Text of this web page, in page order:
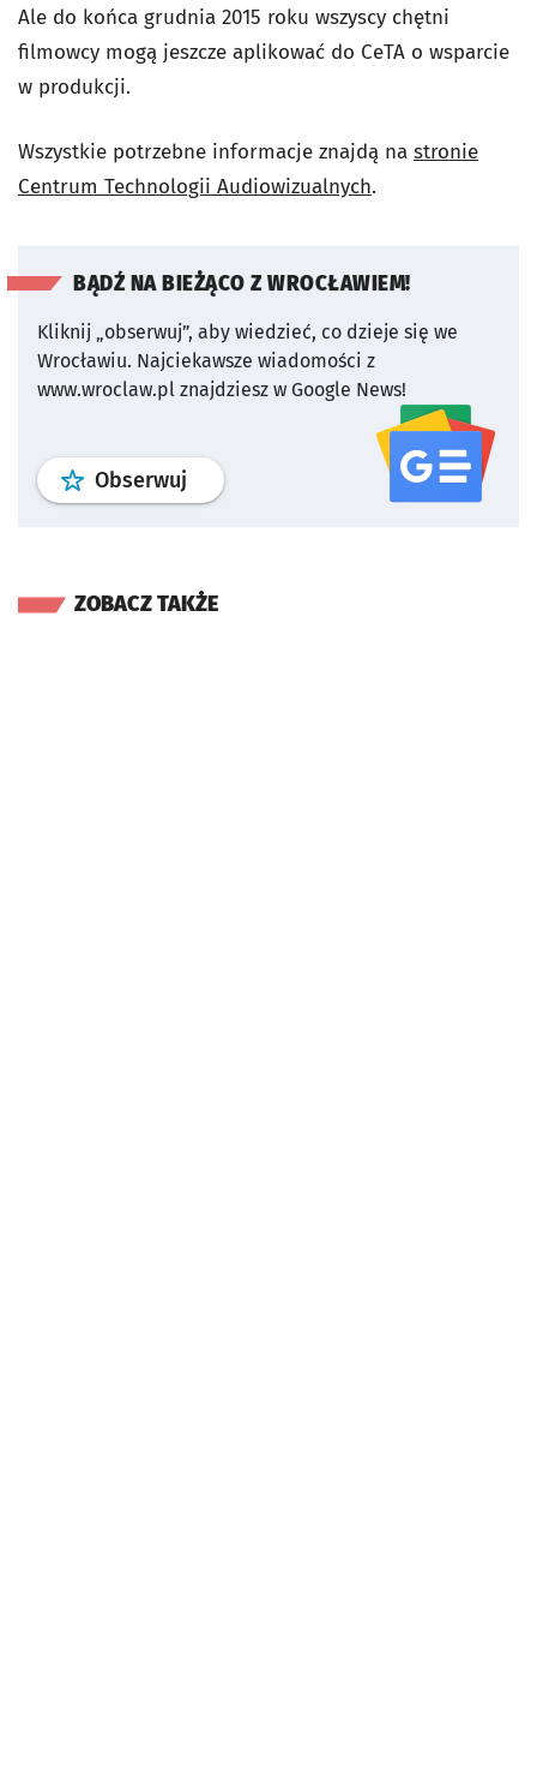
Ale do końca grudnia 2015 roku wszyscy chętni
filmowcy mogą jeszcze aplikować do CeTA o wsparcie
w produkcji.
Wszystkie potrzebne informacje znajdą na stronie
Centrum Technologii Audiowizualnych.
BĄDŹ NA BIEŻĄCO Z WROCŁAWIEM!
Kliknij „obserwuj”, aby wiedzieć, co dzieje się we
Wrocławiu. Najciekawsze wiadomości z
www.wroclaw.pl znajdziesz w Google News!
Obserwuj profil serwisu
ZOBACZ TAKŻE